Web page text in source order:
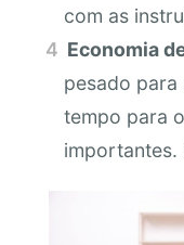
com as
Economia
pesado para
tempo para
importantes.